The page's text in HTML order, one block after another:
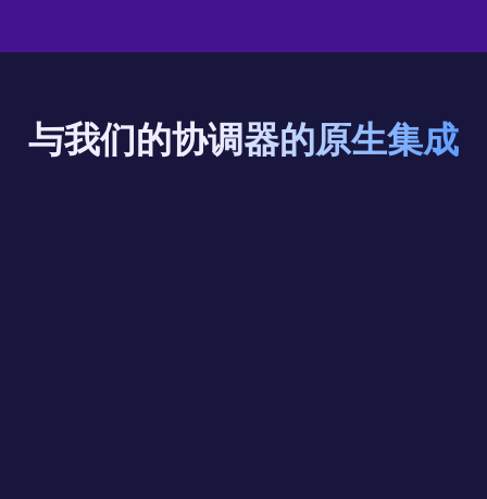
与我们的协调器的原生集成